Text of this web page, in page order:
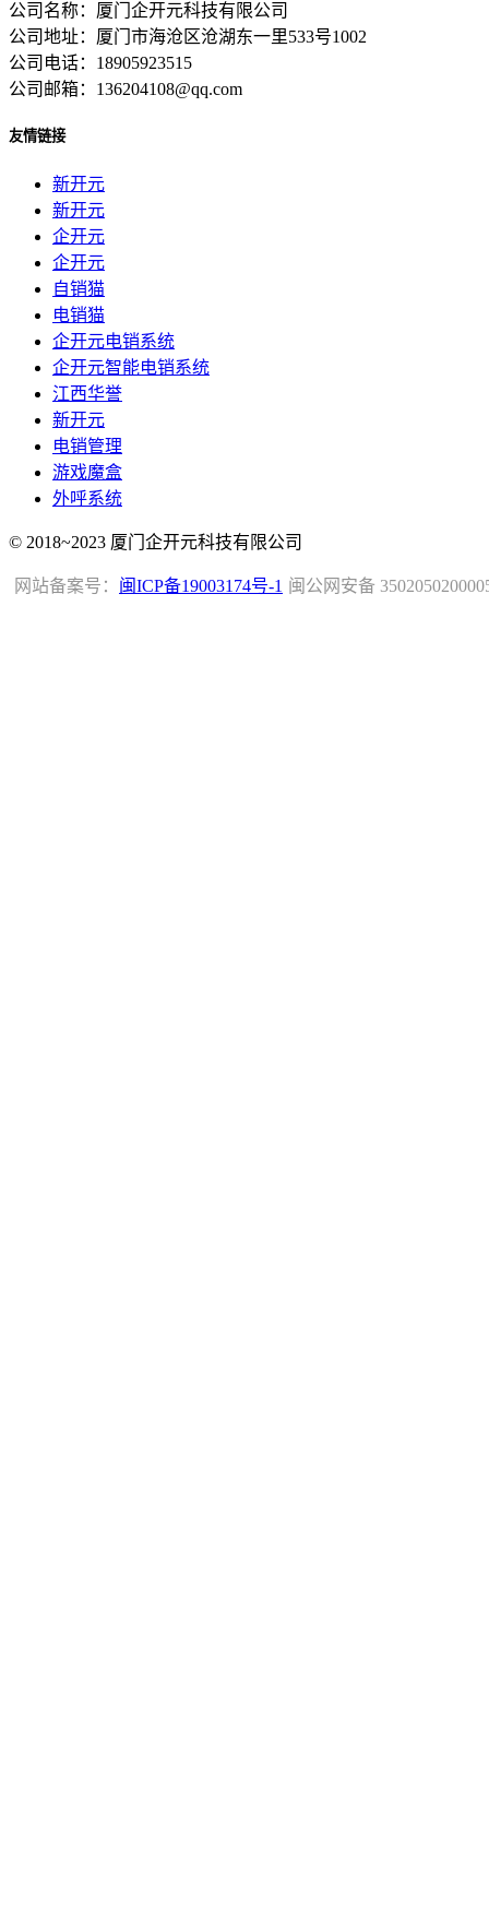
公司名称：厦门企开元科技有限公司
公司地址：厦门市海沧区沧湖东一里533号1002
公司电话：18905923515
公司邮箱：136204108@qq.com
友情链接
新开元
新开元
企开元
企开元
自销猫
电销猫
企开元电销系统
企开元智能电销系统
江西华誉
新开元
电销管理
游戏魔盒
外呼系统
© 2018~2023 厦门企开元科技有限公司
闽公网安备
网站备案号： 闽ICP备19003174号-1